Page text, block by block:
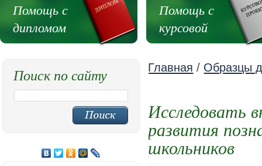
Помощь с
дипломом
Помощь с
курсовой
Главная / Образцы
Исследовать
развития
школьников
Поиск по сайту